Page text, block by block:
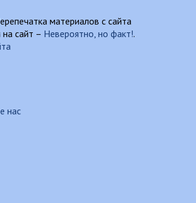
материалов с сайта
сайт – Невероятно, но факт!.
нас